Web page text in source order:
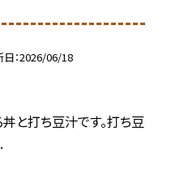
日 2026/06/18
と打ち豆汁です。打ち豆